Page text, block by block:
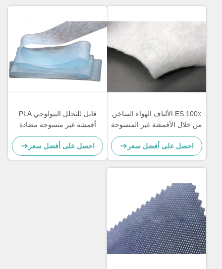
100٪ ES الألياف الهواء الساخن
من خلال الأقمشة غير المنسوجة
ADL لحفاضات الأطفال
احصل على أفضل سعر
قابل للتحلل البيولوجي PLA
أقمشة غير منسوجة مضادة
للبكتيريا وبطبيعة الحال FDA
قياسي
احصل على أفضل سعر